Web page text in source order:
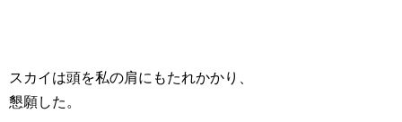
スカイは頭を私の肩にもたれかかり、
懇願した。